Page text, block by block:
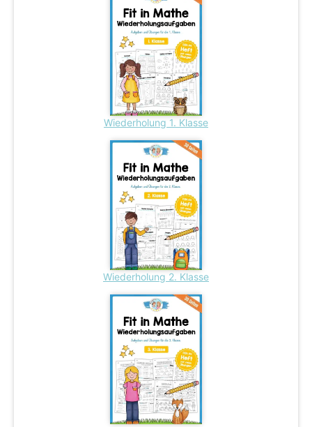
Wiederholung 1. Klasse
Wiederholung 2. Klasse